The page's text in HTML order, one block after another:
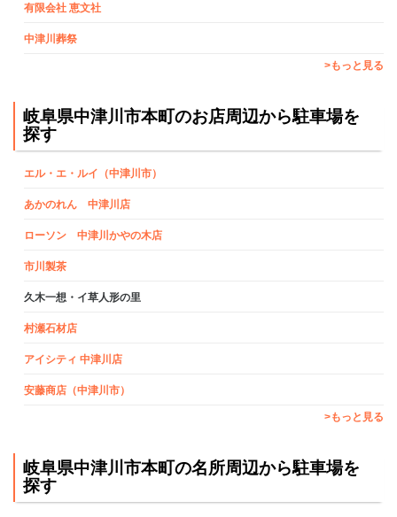
有限会社 恵文社
中津川葬祭
>もっと見る
岐阜県中津川市本町のお店周辺から駐車場を
探す
エル・エ・ルイ（中津川市）
あかのれん 中津川店
ローソン 中津川かやの木店
市川製茶
久木一想・イ草人形の里
村瀬石材店
アイシティ 中津川店
安藤商店（中津川市）
>もっと見る
岐阜県中津川市本町の名所周辺から駐車場を
探す